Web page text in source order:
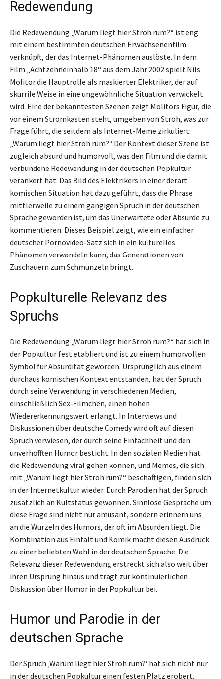
Redewendung
Die Redewendung „Warum liegt hier Stroh rum?“ ist eng
mit einem bestimmten deutschen Erwachsenenfilm
verknüpft, der das Internet-Phänomen auslöste. In dem
Film „Achtzehneinhalb 18“ aus dem Jahr 2002 spielt Nils
Molitor die Hauptrolle als maskierter Elektriker, der auf
skurrile Weise in eine ungewöhnliche Situation verwickelt
wird. Eine der bekanntesten Szenen zeigt Molitors Figur, die
vor einem Stromkasten steht, umgeben von Stroh, was zur
Frage führt, die seitdem als Internet-Meme zirkuliert:
„Warum liegt hier Stroh rum?“ Der Kontext dieser Szene ist
zugleich absurd und humorvoll, was den Film und die damit
verbundene Redewendung in der deutschen Popkultur
verankert hat. Das Bild des Elektrikers in einer derart
komischen Situation hat dazu geführt, dass die Phrase
mittlerweile zu einem gängigen Spruch in der deutschen
Sprache geworden ist, um das Unerwartete oder Absurde zu
kommentieren. Dieses Beispiel zeigt, wie ein einfacher
deutscher Pornovideo-Satz sich in ein kulturelles
Phänomen verwandeln kann, das Generationen von
Zuschauern zum Schmunzeln bringt.
Popkulturelle Relevanz des
Spruchs
Die Redewendung „Warum liegt hier Stroh rum?“ hat sich in
der Popkultur fest etabliert und ist zu einem humorvollen
Symbol für Absurdität geworden. Ursprünglich aus einem
durchaus komischen Kontext entstanden, hat der Spruch
durch seine Verwendung in verschiedenen Medien,
einschließlich Sex-Filmchen, einen hohen
Wiedererkennungswert erlangt. In Interviews und
Diskussionen über deutsche Comedy wird oft auf diesen
Spruch verwiesen, der durch seine Einfachheit und den
unverhofften Humor besticht. In den sozialen Medien hat
die Redewendung viral gehen können, und Memes, die sich
mit „Warum liegt hier Stroh rum?“ beschäftigen, finden sich
in der Internetkultur wieder. Durch Parodien hat der Spruch
zusätzlich an Kultstatus gewonnen. Sinnlose Gespräche um
diese Frage sind nicht nur amüsant, sondern erinnern uns
an die Wurzeln des Humors, der oft im Absurden liegt. Die
Kombination aus Einfalt und Komik macht diesen Ausdruck
zu einer beliebten Wahl in der deutschen Sprache. Die
Relevanz dieser Redewendung erstreckt sich also weit über
ihren Ursprung hinaus und trägt zur kontinuierlichen
Diskussion über Humor in der Popkultur bei.
Humor und Parodie in der
deutschen Sprache
Der Spruch ‚Warum liegt hier Stroh rum?‘ hat sich nicht nur
in der deutschen Popkultur einen festen Platz erobert,